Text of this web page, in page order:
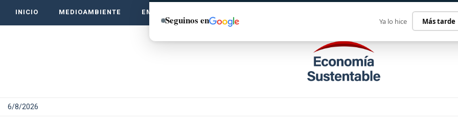
INICIO MEDIOAMBIENTE EMPRENDE VERDE
6/8/2026
Seguinos en Ya lo hice Más tarde